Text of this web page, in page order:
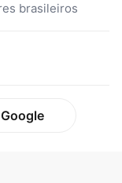
brasileiros